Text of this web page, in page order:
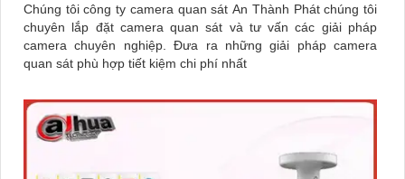
Chúng tôi công ty camera quan sát An Thành Phát chúng tôi
chuyên lắp đặt camera quan sát và tư vấn các giải pháp
camera chuyên nghiệp. Đưa ra những giải pháp camera
quan sát phù hợp tiết kiệm chi phí nhất